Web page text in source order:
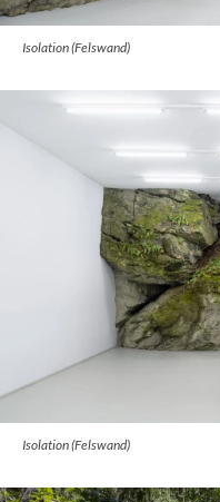
Isolation (Felswand)
Isolation (Felswand)